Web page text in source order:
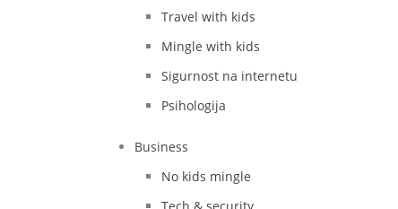
Travel with kids
Mingle with kids
Sigurnost na internetu
Psihologija
Business
No kids mingle